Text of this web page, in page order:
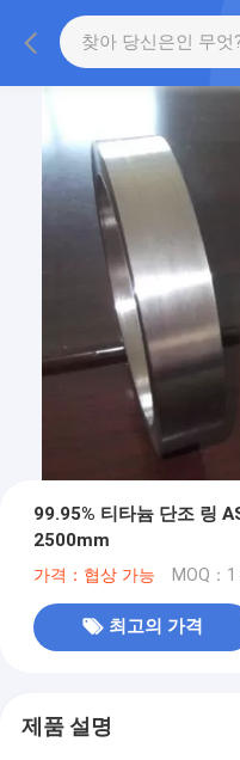
99.95% 티타늄 단조 링
2500mm
가격：협상 가능 MOQ：
최고의 가격
제품 설명